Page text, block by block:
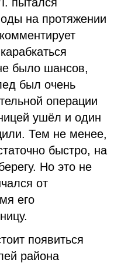
на протяжении
было шансов,
был очень
операции
ушёл и один
Тем не менее,
быстро, на
Но это не
от
его
появиться
района